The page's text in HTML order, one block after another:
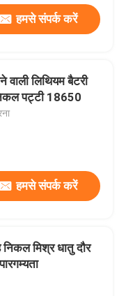
हमसे संपर्क करें
लिथियम बैटरी
पट्टी 18650
हमसे संपर्क करें
निकल मिश्र धातु दौर